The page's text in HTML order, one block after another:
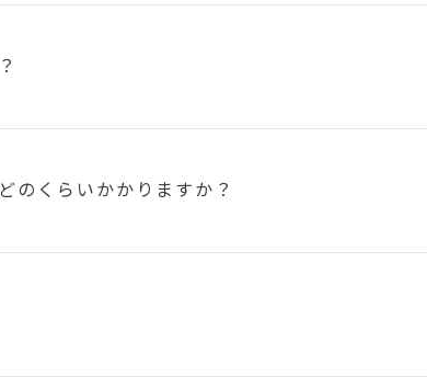
どのくらいかかりますか？